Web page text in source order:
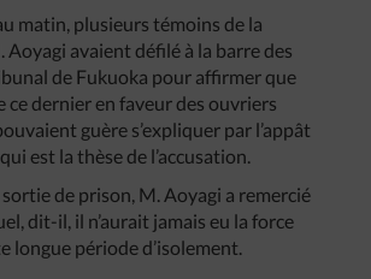
matin, plusieurs témoins de la
Aoyagi avaient défilé à la barre des
de Fukuoka pour affirmer que
ce dernier en faveur des ouvriers
guère s’expliquer par l’appât
est la thèse de l’accusation.
de prison, M. Aoyagi a remercié
dit-il, il n’aurait jamais eu la force
longue période d’isolement.